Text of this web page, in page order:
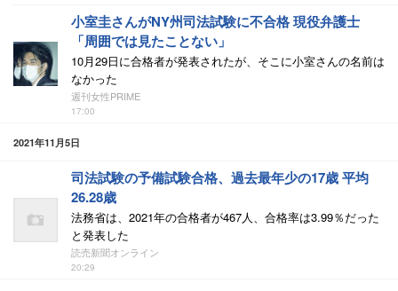
小室圭さんがNY州司法試験に不合格 現役弁護士
「周囲では見たことない」
10月29日に合格者が発表されたが、そこに小室さんの名前は
なかった
週刊女性PRIME
17:00
2021年11月5日
司法試験の予備試験合格、過去最年少の17歳 平均
26.28歳
法務省は、2021年の合格者が467人、合格率は3.99％だった
と発表した
読売新聞オンライン
20:29